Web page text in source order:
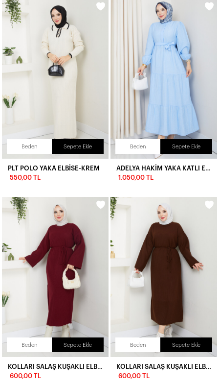
Beden Sepete Ekle
PLT POLO YAKA ELBİSE-KREM
550,00 TL
Beden Sepete Ekle
1.050,00 TL
Beden Sepete Ekle
600,00 TL
Beden Sepete Ekle
600,00 TL